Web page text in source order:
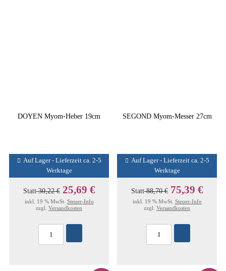
DOYEN Myom-Heber 19cm
Auf Lager - Lieferzeit ca. 2-5
Werktage
Statt30,22 € 25,69 €
inkl. 19 % MwSt. Steuer-Info
zzgl. Versandkosten
SEGOND Myom-Messer 27cm
Auf Lager - Lieferzeit ca. 2-5
Werktage
Statt88,70 € 75,39 €
inkl. 19 % MwSt. Steuer-Info
zzgl. Versandkosten